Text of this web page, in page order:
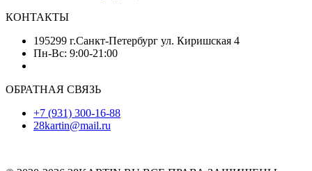
КОНТАКТЫ
195299 г.Санкт-Петербург ул. Киришская 4
Пн-Вс: 9:00-21:00
ОБРАТНАЯ СВЯЗЬ
+7 (931) 300-16-88
28kartin@mail.ru